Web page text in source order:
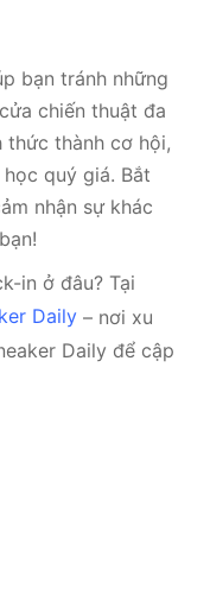
bạn tránh những
chiến thuật đa
thức thành cơ hội,
quý giá. Bắt
nhận sự khác
in ở đâu? Tại
Daily – nơi xu
Daily để cập